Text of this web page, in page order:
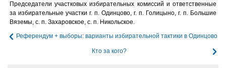
Председатели участковых избирательных комиссий и ответственные
за избирательные участки г. п. Одинцово, г. п. Голицыно, г. п. Большие
Вяземы, с. п. Захаровское, с. п. Никольское.
Референдум + выборы: варианты избирательной тактики в Одинцово
Кто за кого?